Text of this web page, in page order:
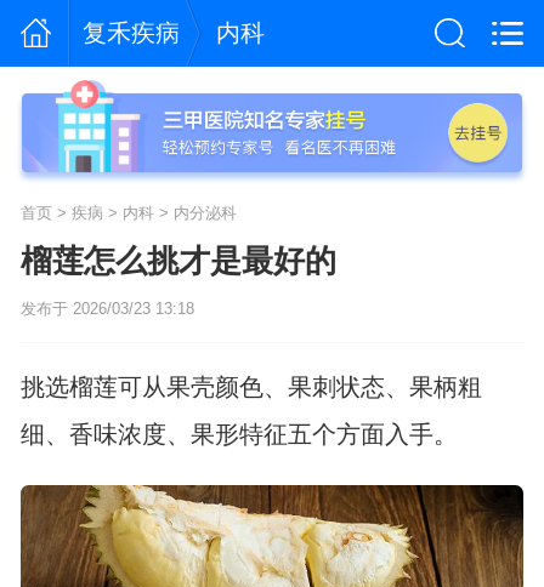
复禾疾病 内科
首页> 疾病 > 内科> 内分泌科
榴莲怎么挑才是最好的
发布于 2026/03/23 13:18
挑选榴莲可从果壳颜色、果刺状态、果柄粗
细、香味浓度、果形特征五个方面入手。